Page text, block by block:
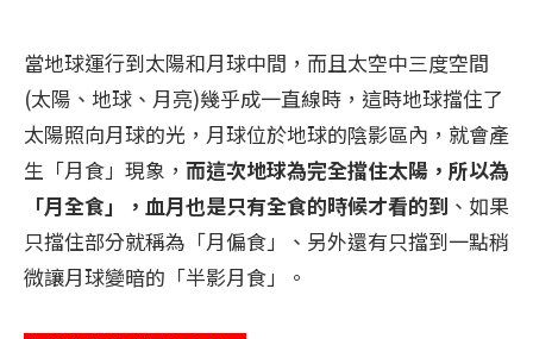
當地球運行到太陽和月球中間，而且太空中三度空間
(太陽、地球、月亮)幾乎成一直線時，這時地球擋住了
太陽照向月球的光，月球位於地球的陰影區內，就會產
生「月食」現象， 而這次地球為完全擋住太陽，所以為
「月全食」，血月也是只有全食的時候才看的到 、如果
只擋住部分就稱為「月偏食」、另外還有只擋到一點稍
微讓月球變暗的「半影月食」。